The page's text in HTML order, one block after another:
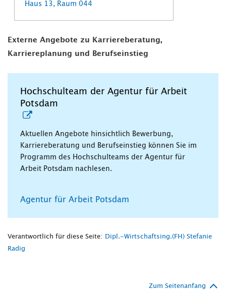
Haus 13, Raum 044
Externe Angebote zu Karriereberatung,
Karriereplanung und Berufseinstieg
Hochschulteam der Agentur für Arbeit
Potsdam
Aktuellen Angebote hinsichtlich Bewerbung,
Karriereberatung und Berufseinstieg können Sie im
Programm des Hochschulteams der Agentur für
Arbeit Potsdam nachlesen.
Agentur für Arbeit Potsdam
Verantwortlich für diese Seite:
Dipl.-Wirtschaftsing.(FH) Stefanie
Radig
Zum Seitenanfang